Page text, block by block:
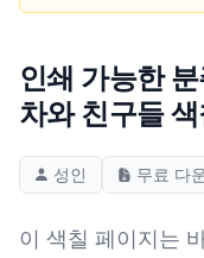
인쇄 가능한
차와 친구들
성인 무료 다
이 색칠 페이지는